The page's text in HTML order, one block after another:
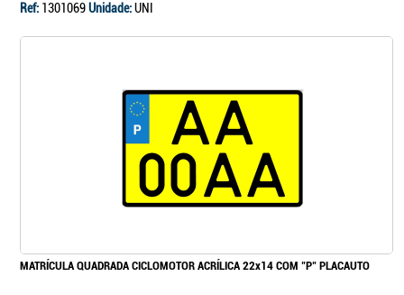
Ref: 1301069Unidade:UNI
MATRÍCULA QUADRADA CICLOMOTOR ACRÍLICA 22x14 COM "P" PLACAUTO
Continuar a comprar